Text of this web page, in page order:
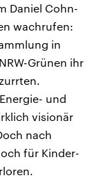
Daniel Cohn-
wachrufen:
in
Grünen ihr
und
visionär
nach
für Kinder-